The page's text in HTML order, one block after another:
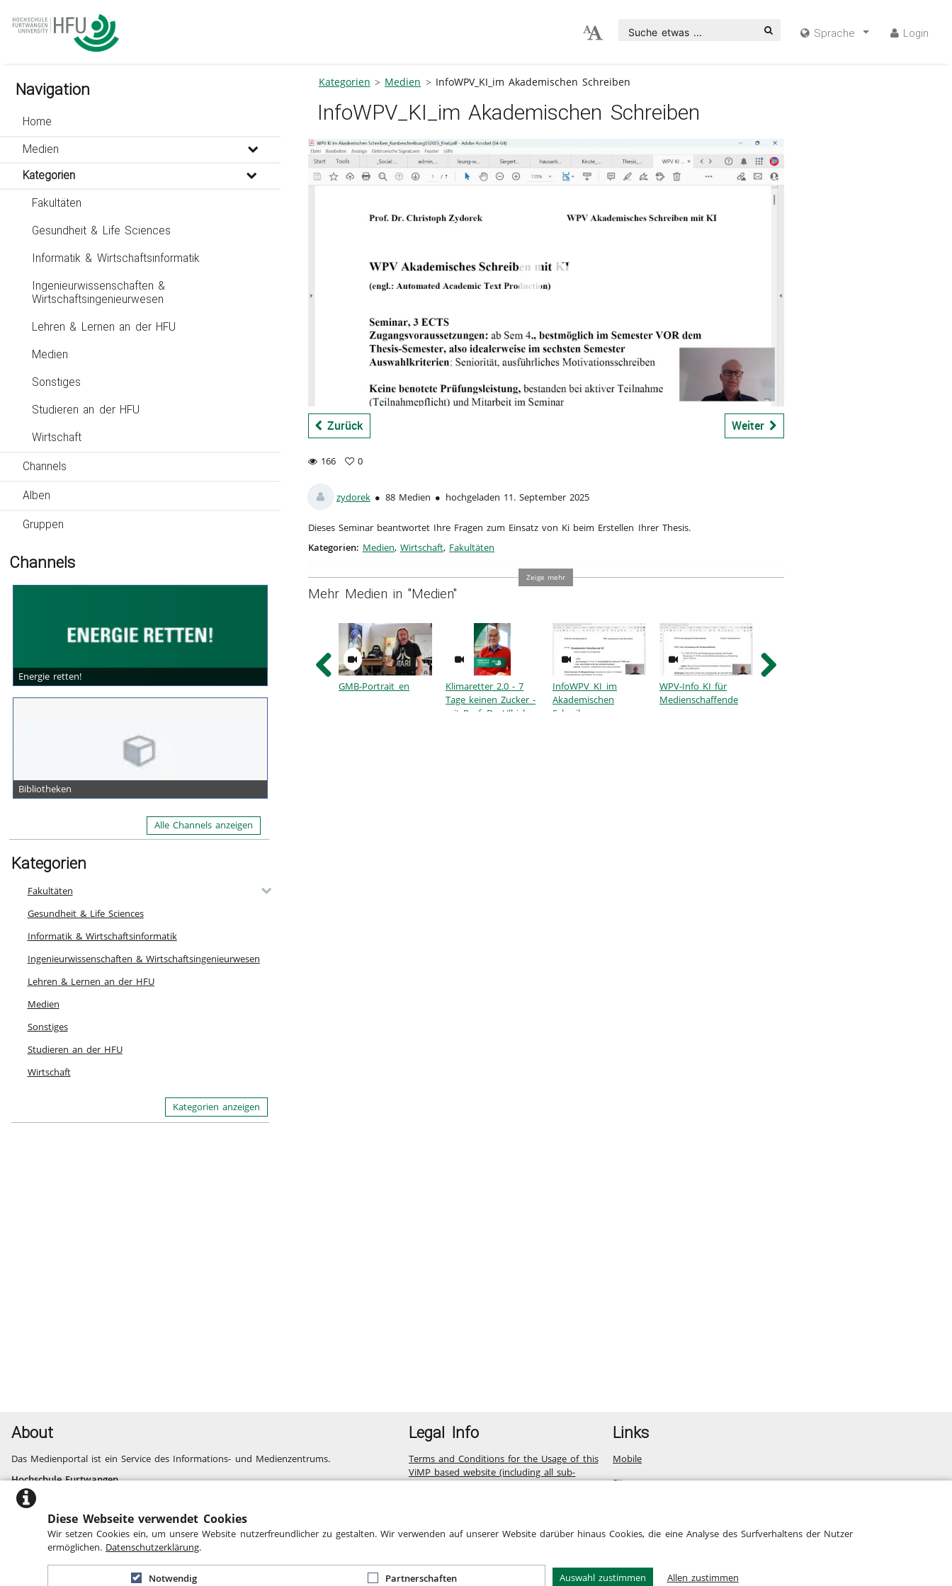
Diese Webseite verwendet Cookies
Wir setzen Cookies ein, um unsere Website nutzerfreundlicher zu gestalten. Wir verwenden auf unserer Website darüber hinaus Cookies, die eine Analyse des Surfverhaltens der Nutzer
ermöglichen. Datenschutzerklärung.
Notwendig Partnerschaften Auswahl zustimmen Allen zustimmen
Suche etwas ... Sprache Login
Navigation
Home
Medien
Kategorien
Fakultäten
Gesundheit & Life Sciences
Informatik & Wirtschaftsinformatik
Ingenieurwissenschaften &
Wirtschaftsingenieurwesen
Lehren & Lernen an der HFU
Medien
Sonstiges
Studieren an der HFU
Wirtschaft
Channels
Alben
Gruppen
Channels
Energie retten!
Bibliotheken
Alle Channels anzeigen
Kategorien
Fakultäten
Gesundheit & Life Sciences
Informatik & Wirtschaftsinformatik
Ingenieurwissenschaften & Wirtschaftsingenieurwesen
Lehren & Lernen an der HFU
Medien
Sonstiges
Studieren an der HFU
Wirtschaft
Kategorien anzeigen
Kategorien Medien InfoWPV_KI_im Akademischen Schreiben
InfoWPV_KI_im Akademischen Schreiben
Video
Zurück Weiter
166
views
0
favorites
zydorek 88 Medien hochgeladen 11. September 2025
Dieses Seminar beantwortet Ihre Fragen zum Einsatz von Ki beim Erstellen Ihrer Thesis.
Kategorien: Medien, Wirtschaft, Fakultäten
Zeige mehr
Mehr Medien in "Medien"
GMB-Portrait_en
Klimaretter 2.0 - 7
Tage keinen Zucker -
mit Prof. Dr. Ullrich
InfoWPV_KI_im
Akademischen
Schreiben
WPV-Info KI für
Medienschaffende
About
Das Medienportal ist ein Service des Informations- und Medienzentrums.
Hochschule Furtwangen
Informatik, Technik, Wirtschaft, Medien, Gesundheit
Fragen und Probleme
Website des Informations- und Medienzentrums
Barrierefreiheit
Legal Info
Terms and Conditions for the Usage of this
ViMP based website (including all sub-
Links
Mobile
Sitemap